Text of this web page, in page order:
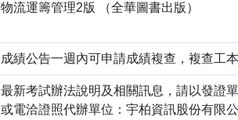
物流運籌管理2版 （全華圖書出版）
成績公告一週內可申請成績複查，複查工
最新考試辦法說明及相關訊息，請以發證
或電洽證照代辦單位：宇柏資訊股份有限